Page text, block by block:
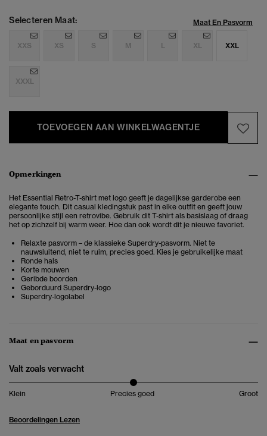
Selecteren Maat: Maat En Pasvorm
XXS XS S M L XL XXL
XXXL
TOEVOEGEN AAN WINKELWAGENTJE
Opmerkingen
Het Essential Retro-T-shirt met logo geeft je dagelijkse garderobe een
elegante touch. Dit casual kledingstuk past in elke outfit en geeft jouw
persoonlijke stijl een retrovibe. Gebruik dit T-shirt als basislaag of draag
het op zichzelf bij warm weer. Hoe dan ook wordt dit je nieuwe favoriet.
Relaxte pasvorm – de klassieke Superdry-pasvorm. Niet te
nauwsluitend, niet te ruim, precies goed. Kies je gebruikelijke maat
Ronde hals
Korte mouwen
Geribde boorden
Geborduurd Superdry-logo
Superdry-logolabel
Maat en pasvorm
Valt zoals verwacht
Klein Precies goed Groot
Beoordelingen Lezen